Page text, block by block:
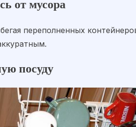
от мусора
переполненных
посуду